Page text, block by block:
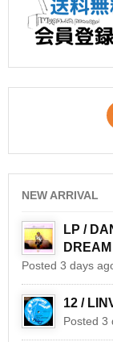
NEW ARRIVAL
LP /
DREAM
Posted 3 days
12 /
Posted 3